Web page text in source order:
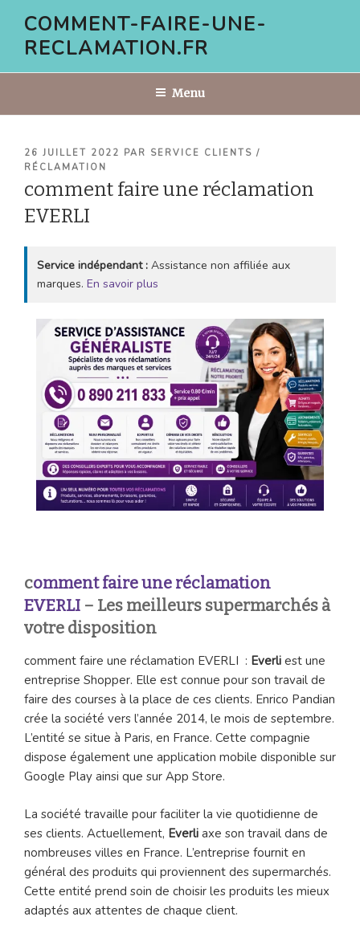
contenu
COMMENT-FAIRE-UNE-
RECLAMATION.FR
Menu
PUBLIÉ
LE
26 JUILLET 2022 PAR SERVICE CLIENTS /
RÉCLAMATION
comment faire une réclamation
EVERLI
Service indépendant : Assistance non affiliée aux
marques. En savoir plus
comment faire une réclamation
EVERLI – Les meilleurs supermarchés à
votre disposition
comment faire une réclamation EVERLI : Everli est une
entreprise Shopper. Elle est connue pour son travail de
faire des courses à la place de ces clients. Enrico Pandian
crée la société vers l’année 2014, le mois de septembre.
L’entité se situe à Paris, en France. Cette compagnie
dispose également une application mobile disponible sur
Google Play ainsi que sur App Store.
La société travaille pour faciliter la vie quotidienne de
ses clients. Actuellement, Everli axe son travail dans de
nombreuses villes en France. L’entreprise fournit en
général des produits qui proviennent des supermarchés.
Cette entité prend soin de choisir les produits les mieux
adaptés aux attentes de chaque client.